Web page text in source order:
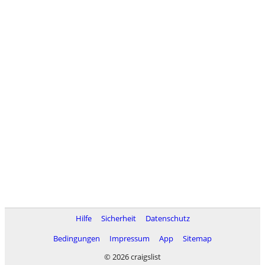
Hilfe Sicherheit
Datenschutz
Bedingungen
Impressum App
Sitemap
© 2026 craigslist